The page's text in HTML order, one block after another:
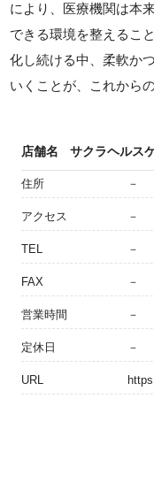
により、医療機関は本
できる環境を整えるこ
化し続ける中、柔軟か
いくことが、これから
店舗名 サクラヘルス
住所 －
アクセス －
TEL －
FAX －
営業時間 －
定休日 －
URL